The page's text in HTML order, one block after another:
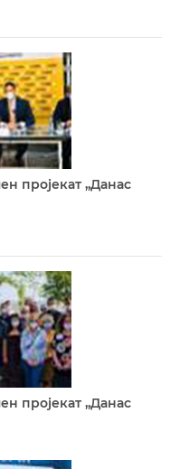
пројекат „Данас
пројекат „Данас